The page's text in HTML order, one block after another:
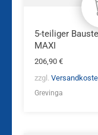
5-teiliger
MAXI
206,90 €
zzgl.
Grevinga